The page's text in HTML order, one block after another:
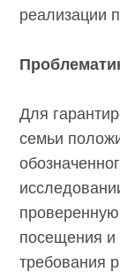
реализации
Для
семьи
посещения и
требования